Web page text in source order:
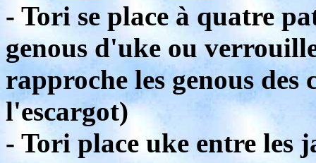
- Tori se place à quatre
genous d'uke ou
rapproche les genous des
l'escargot)
- Tori place uke entre les